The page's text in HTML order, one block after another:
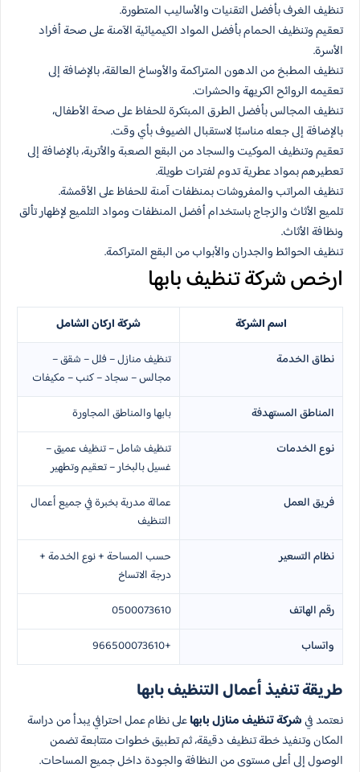
تنظيف الغرف بأفضل التقنيات والأساليب المتطورة.
تعقيم وتنظيف الحمام بأفضل المواد الكيميائية الآمنة على صحة أفراد
الأسرة.
تنظيف المطبخ من الدهون المتراكمة والأوساخ العالقة، بالإضافة إلى
تعقيمه الروائح الكريهة والحشرات.
تنظيف المجالس بأفضل الطرق المبتكرة للحفاظ على صحة الأطفال،
بالإضافة إلى جعله مناسبًا لاستقبال الضيوف بأي وقت.
تعقيم وتنظيف الموكيت والسجاد من البقع الصعبة والأتربة، بالإضافة إلى
تعطيرهم بمواد عطرية تدوم لفترات طويلة.
تنظيف المراتب والمفروشات بمنظفات آمنة للحفاظ على الأقمشة.
تلميع الأثاث والزجاج باستخدام أفضل المنظفات ومواد التلميع لإظهار تألق
ونظافة الأثاث.
تنظيف الحوائط والجدران والأبواب من البقع المتراكمة.
ارخص شركة تنظيف بابها
اسم الشركة
شركة اركان الشامل
نطاق الخدمة
تنظيف منازل – فلل – شقق –
مجالس – سجاد – كنب – مكيفات
المناطق المستهدفة
بابها والمناطق المجاورة
نوع الخدمات
تنظيف شامل – تنظيف عميق –
غسيل بالبخار – تعقيم وتطهير
فريق العمل
عمالة مدربة بخبرة في جميع أعمال
التنظيف
نظام التسعير
حسب المساحة + نوع الخدمة +
درجة الاتساخ
رقم الهاتف
0500073610
واتساب
+966500073610
طريقة تنفيذ أعمال التنظيف بابها
نعتمد فيشركة تنظيف منازل بابهاعلى نظام عمل احترافي يبدأ من دراسة
المكان وتنفيذ خطة تنظيف دقيقة، ثم تطبيق خطوات متتابعة تضمن
الوصول إلى أعلى مستوى من النظافة والجودة داخل جميع المساحات.